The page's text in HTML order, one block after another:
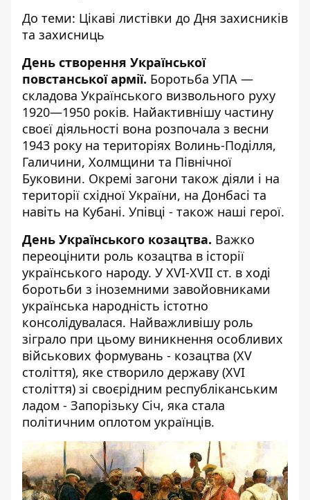
До теми: Цікаві листівки до Дня захисників
та захисниць
День створення Української
повстанської армії. Боротьба УПА —
складова Українського визвольного руху
1920—1950 років. Найактивнішу частину
своєї діяльності вона розпочала з весни
1943 року на територіях Волинь-Поділля,
Галичини, Холмщини та Північної
Буковини. Окремі загони також діяли і на
території східної України, на Донбасі та
навіть на Кубані. Упівці - також наші герої.
День Українського козацтва. Важко
переоцінити роль козацтва в історії
українського народу. У XVI-XVII ст. в ході
боротьби з іноземними завойовниками
українська народність істотно
консолідувалася. Найважливішу роль
зіграло при цьому виникнення особливих
військових формувань - козацтва (XV
століття), яке створило державу (XVI
століття) зі своєрідним республіканським
ладом - Запорізьку Січ, яка стала
політичним оплотом українців.